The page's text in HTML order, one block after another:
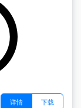
详情 下载